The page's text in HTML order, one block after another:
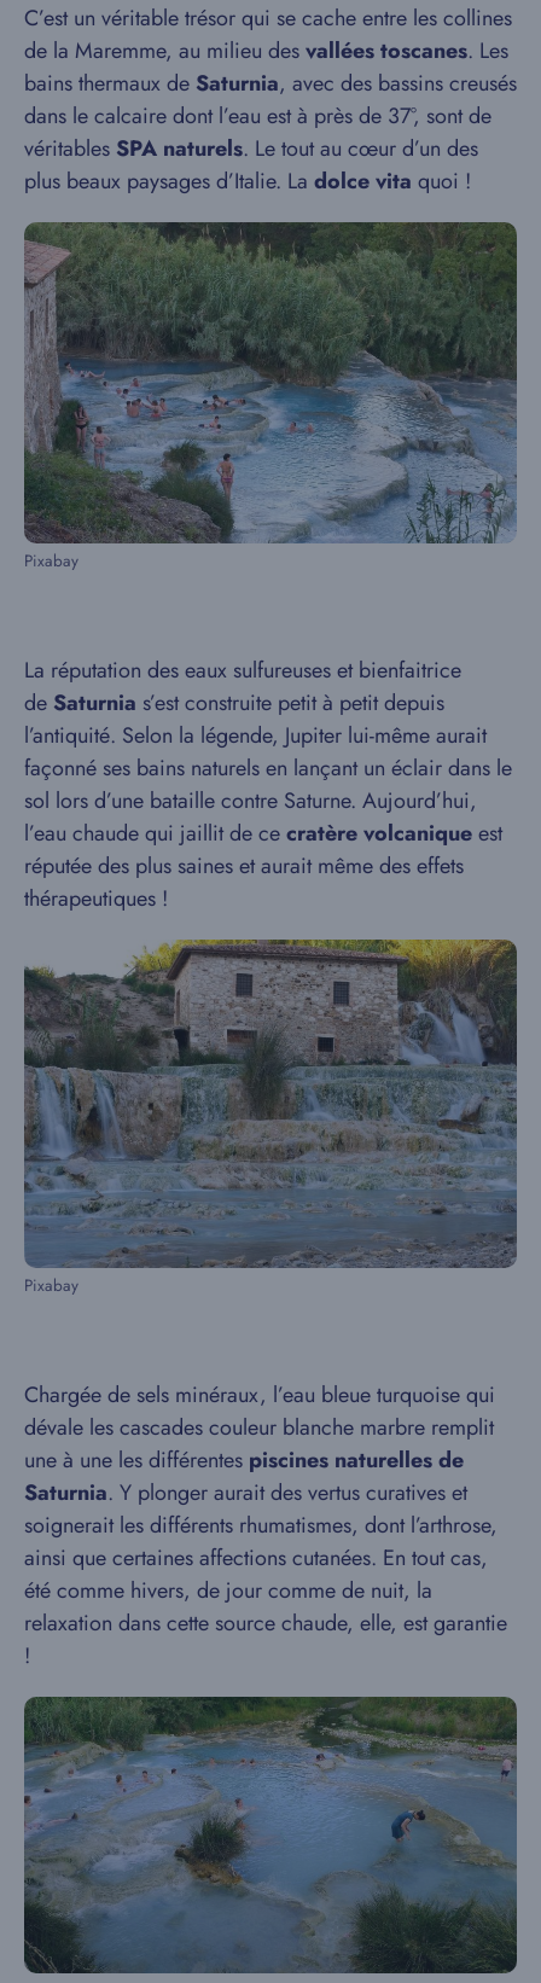
C’est un véritable trésor qui se cache entre les collines
de la Maremme, au milieu desvallées toscanes. Les
bains thermaux de Saturnia, avec des bassins creusés
dans le calcaire dont l’eau est à près de 37°, sont de
véritables SPA naturels. Le tout au cœur d’un des
plus beaux paysages d’Italie. La dolce vita quoi !
Pixabay
La réputation des eaux sulfureuses et bienfaitrice
de Saturnia s’est construite petit à petit depuis
l’antiquité. Selon la légende, Jupiter lui-même aurait
façonné ses bains naturels en lançant un éclair dans le
sol lors d’une bataille contre Saturne. Aujourd’hui,
l’eau chaude qui jaillit de cecratère volcaniqueest
réputée des plus saines et aurait même des effets
thérapeutiques !
Pixabay
Chargée de sels minéraux, l’eau bleue turquoise qui
dévale les cascades couleur blanche marbre remplit
une à une les différentes piscines naturelles de
Saturnia. Y plonger aurait des vertus curatives et
soignerait les différents rhumatismes, dont l’arthrose,
ainsi que certaines affections cutanées. En tout cas,
été comme hivers, de jour comme de nuit, la
relaxation dans cette source chaude, elle, est garantie
!